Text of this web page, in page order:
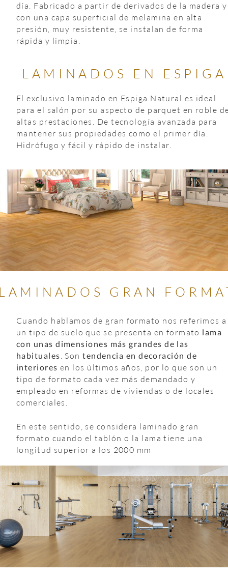
día. Fabricado a partir de derivados de la madera
con una capa superficial de melamina en alta
presión, muy resistente, se instalan de forma
rápida y limpia.
LAMINADOS EN ESPIGA
GRAN
El exclusivo laminado en Espiga Natural es ideal
para el salón por su aspecto de parquet en roble
altas prestaciones. De tecnología avanzada para
mantener sus propiedades como el primer día.
Hidrófugo y fácil y rápido de instalar.
Cuando hablamos de gran formato nos referimos
un tipo de suelo que se presenta en formato lama
con unas dimensiones más grandes de las
habituales. Son tendencia en decoración de
interiores en los últimos años, por lo que son un
tipo de formato cada vez más demandado y
empleado en reformas de viviendas o de locales
comerciales.
En este sentido, se considera laminado gran
formato cuando el tablón o la lama tiene una
longitud superior a los 2000 mm